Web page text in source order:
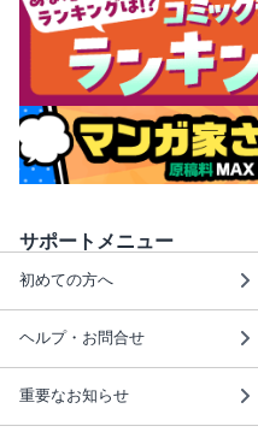
サポートメニュー
初めての方へ
ヘルプ・お問合せ
重要なお知らせ